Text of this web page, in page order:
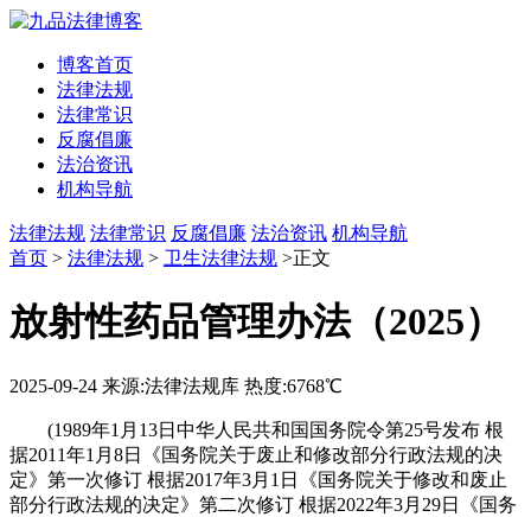
博客首页
法律法规
法律常识
反腐倡廉
法治资讯
机构导航
法律法规 法律常识 反腐倡廉 法治资讯 机构导航
首页 > 法律法规 > 卫生法律法规 >正文
放射性药品管理办法（2025）
2025-09-24 来源:法律法规库 热度:6768℃
(1989年1月13日中华人民共和国国务院令第25号发布 根
据2011年1月8日《国务院关于废止和修改部分行政法规的决
定》第一次修订 根据2017年3月1日《国务院关于修改和废止
部分行政法规的决定》第二次修订 根据2022年3月29日《国务